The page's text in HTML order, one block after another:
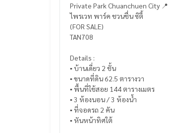
Private Park Chuanchuen City 📍
ไพรเวท พาร์ค ชวนชื่น ซิตี้
(FOR SALE)
TAN708
Details :
▪️ บ้านเดี่ยว 2 ชั้น
▪️ ขนาดที่ดิน 62.5 ตารางวา
▪️ พื้นที่ใช้สอย 144 ตารางเมตร
▪️ 3 ห้องนอน / 3 ห้องน้ำ
▪️ ที่จอดรถ 2 คัน
▪️ หันหน้าทิศใต้